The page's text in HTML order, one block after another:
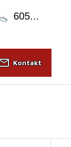
605...
Kontakt